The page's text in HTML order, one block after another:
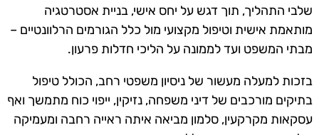
שלבי התהליך, תוך דגש על יחס אישי, בניית אסטרטגיה
מותאמת אישית וטיפול מקצועי מול כלל הגורמים הרלוונטיים –
מבתי המשפט ועד לממונה על הליכי חדלות פרעון.
בזכות למעלה מעשור של ניסיון משפטי רחב, הכולל טיפול
בתיקים מורכבים של דיני משפחה, נזיקין, ייפוי כוח מתמשך ואף
עסקאות מקרקעין, סלמון מביאה איתה ראייה רחבה ומעמיקה